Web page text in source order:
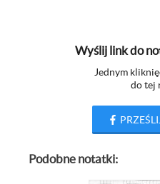
Wyślij link do
Jednym
do tej
Podobne notatki: